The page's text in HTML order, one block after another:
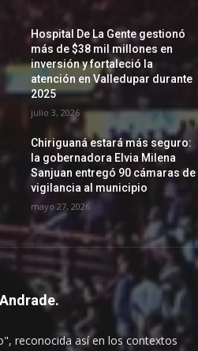
Hospital De La Gente gestionó
más de $38 mil millones en
inversión y fortaleció la
atención en Valledupar durante
2025
julio 3, 2026
Chiriguaná estará más seguro:
la gobernadora Elvia Milena
Sanjuan entregó 90 cámaras de
vigilancia al municipio
mayo 27, 2026
reconocida así en los contextos